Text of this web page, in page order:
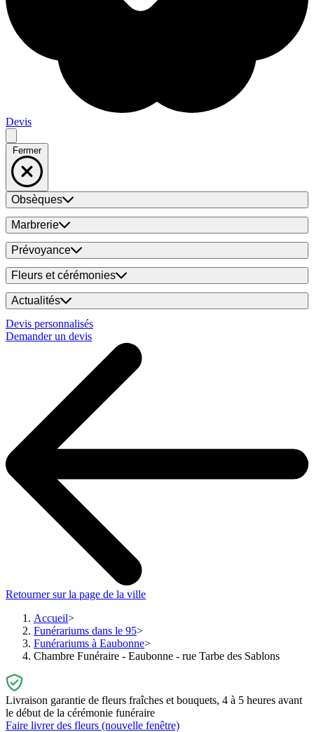
Devis
Fermer
Obsèques
Marbrerie
Prévoyance
Fleurs et cérémonies
Actualités
Devis personnalisés
Demander un devis
Retourner sur la page de la ville
Accueil
Funérariums dans le 95
Funérariums à Eaubonne
Chambre Funéraire - Eaubonne - rue Tarbe des Sablons
Livraison garantie de fleurs fraîches et bouquets, 4 à 5 heures avant
le début de la cérémonie funéraire
Faire livrer des fleurs (nouvelle fenêtre)